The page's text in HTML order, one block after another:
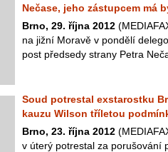
Nečase, jeho zástupcem má
Brno, 29. října 2012
na jižní Moravě v pondělí
post předsedy strany Petra
Soud potrestal exstarostku
kauzu Wilson tříletou
Brno, 23. října 2012
v úterý potrestal za porušování